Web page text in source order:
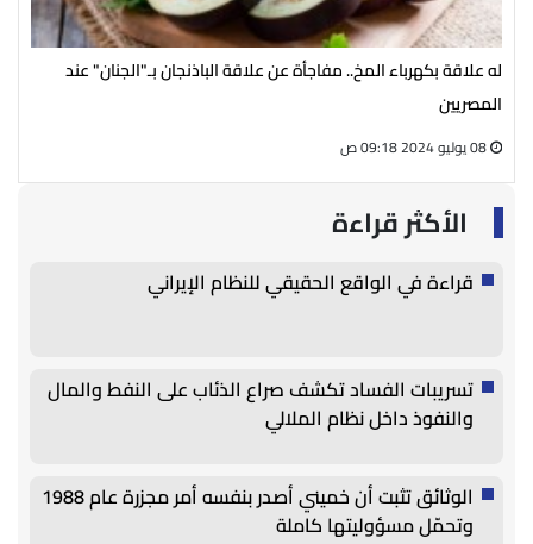
له علاقة بكهرباء المخ.. مفاجأة عن علاقة الباذنجان بـ"الجنان" عند
المصريين
الأكثر قراءة
قراءة في الواقع الحقيقي للنظام الإيراني
تسريبات الفساد تكشف صراع الذئاب على النفط والمال
والنفوذ داخل نظام الملالي
الوثائق تثبت أن خميني أصدر بنفسه أمر مجزرة عام 1988
وتحمّل مسؤوليتها كاملة